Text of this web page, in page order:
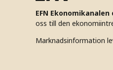
EFN
oss till den
Marknadsinformation